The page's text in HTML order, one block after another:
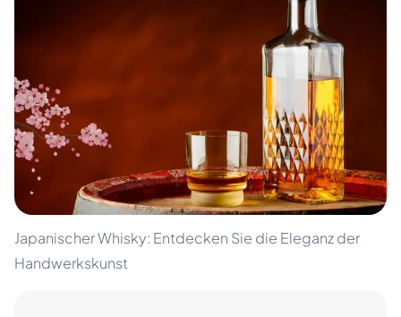
Japanischer Whisky: Entdecken Sie die Eleganz der
Handwerkskunst